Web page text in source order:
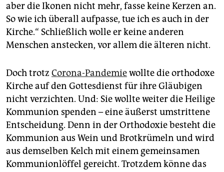
aber die Ikonen nicht mehr, fasse keine Kerzen an.
So wie ich überall aufpasse, tue ich es auch in der
Kirche.“ Schließlich wolle er keine anderen
Menschen anstecken, vor allem die älteren nicht.
Doch trotz Corona-Pandemiewollte die orthodoxe
Kirche auf den Gottesdienst für ihre Gläubigen
nicht verzichten. Und: Sie wollte weiter die Heilige
Kommunion spenden – eine äußerst umstrittene
Entscheidung. Denn in der Orthodoxie besteht die
Kommunion aus Wein und Brotkrümeln und wird
aus demselben Kelch mit einem gemeinsamen
Kommunionlöffel gereicht. Trotzdem könne das